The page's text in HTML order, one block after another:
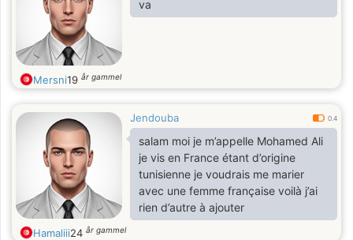
va
Mersni19 år gammel
Jendouba 0.4
salam moi je m’appelle Mohamed Ali
je vis en France étant d’origine
tunisienne je voudrais me marier
avec une femme française voilà j’ai
rien d’autre à ajouter
Hamaliii24 år gammel